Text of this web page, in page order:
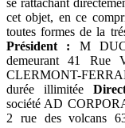
cet objet, en ce
toutes formes de la
Président : M
demeurant 41 Rue
CLERMONT-
durée illimitée
société AD
2 rue des volcans